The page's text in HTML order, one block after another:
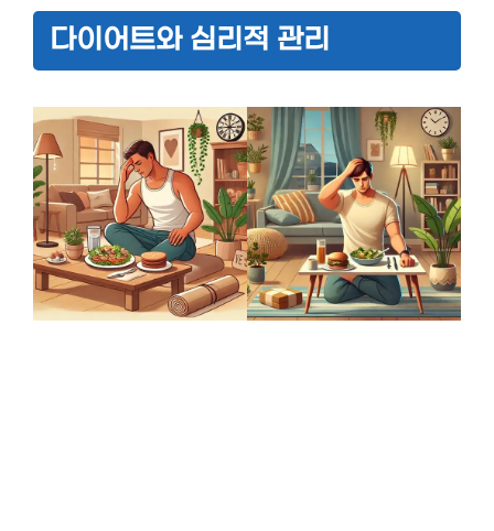
다이어트와 심리적 관리